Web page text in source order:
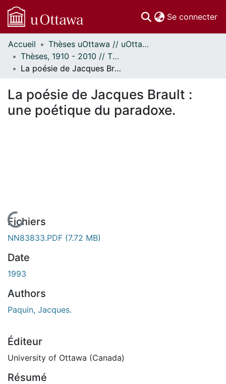
Se connecter
Communautés
et collections
Parcourir
À propos
Accueil
Thèses uOttawa // uOttawa Theses
Thèses, 1910 - 2010 // Theses, 1910 - 2010
La poésie de Jacques Brault : une poétique du paradoxe.
La poésie de Jacques Brault :
une poétique du paradoxe.
En cours de chargement...
Fichiers
NN83833.PDF (7.72 MB)
Date
1993
Authors
Paquin, Jacques.
Éditeur
University of Ottawa (Canada)
Résumé